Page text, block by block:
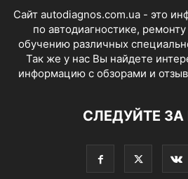
Сайт autodiagnos.com.ua - это
по автодиагностике,
обучению различных
Так же у нас Вы найдете
информацию с обзорами и
СЛЕДУЙТЕ